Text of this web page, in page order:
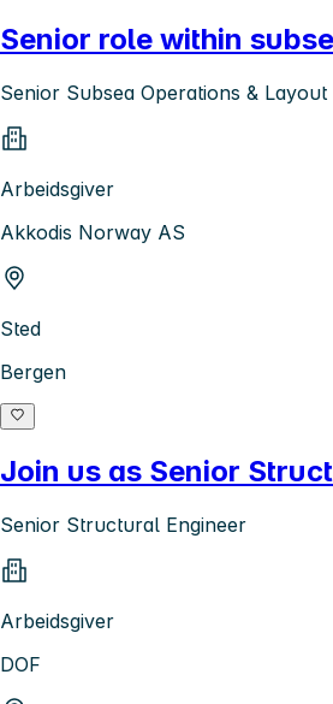
Senior role within
Senior Subsea Operations & Layout
Arbeidsgiver
Akkodis Norway AS
Sted
Bergen
Join us as Senior
Senior Structural Engineer
Arbeidsgiver
DOF